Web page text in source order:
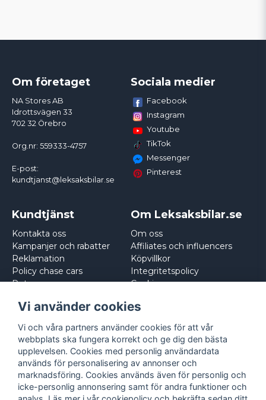
Om företaget
NA Stores AB
Idrottsvägen 33
702 32 Örebro
Org.nr: 559333-4757
E-post:
kundtjanst@leksaksbilar.se
Sociala medier
Facebook
Instagram
Youtube
TikTok
Messenger
Pinterest
Kundtjänst
Kontakta oss
Kampanjer och rabatter
Reklamation
Policy chase cars
Returnera
Om Leksaksbilar.se
Om oss
Affiliates och influencers
Köpvillkor
Integritetspolicy
Cookies
Vi använder cookies
Vi och våra partners använder cookies för att vår
webbplats ska fungera korrekt och ge dig den bästa
upplevelsen. Cookies med personlig användardata
används för personalisering av annonser och
marknadsföring. Cookies används även för personlig och
icke-personlig annonsering samt för andra funktioner och